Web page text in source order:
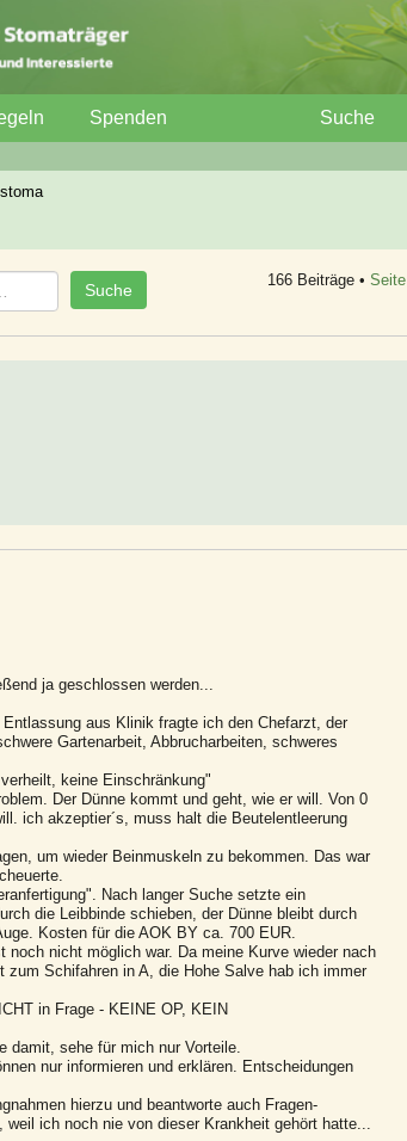
Spenden Suche
166 Beiträge • Seite
ja geschlossen werden...
aus Klinik fragte ich den Chefarzt, der
Gartenarbeit, Abbrucharbeiten, schweres
keine Einschränkung"
Der Dünne kommt und geht, wie er will. Von 0
ich akzeptier´s, muss halt die Beutelentleerung
um wieder Beinmuskeln zu bekommen. Das war
Nach langer Suche setzte ein
die Leibbinde schieben, der Dünne bleibt durch
Kosten für die AOK BY ca. 700 EUR.
noch nicht möglich war. Da meine Kurve wieder nach
Schifahren in A, die Hohe Salve hab ich immer
in Frage - KEINE OP, KEIN
damit, sehe für mich nur Vorteile.
nur informieren und erklären. Entscheidungen
hierzu und beantworte auch Fragen-
ich noch nie von dieser Krankheit gehört hatte...